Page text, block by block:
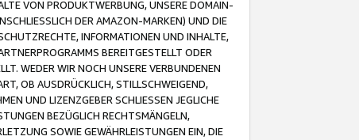
VON PRODUKTWERBUNG, UNSERE DOMAIN-
DER AMAZON-MARKEN) UND DIE
INFORMATIONEN UND INHALTE,
BEREITGESTELLT ODER
WEDER WIR NOCH UNSERE VERBUNDENEN
OB AUSDRÜCKLICH, STILLSCHWEIGEND,
UND LIZENZGEBER SCHLIESSEN JEGLICHE
BEZÜGLICH RECHTSMÄNGELN,
SOWIE GEWÄHRLEISTUNGEN EIN, DIE